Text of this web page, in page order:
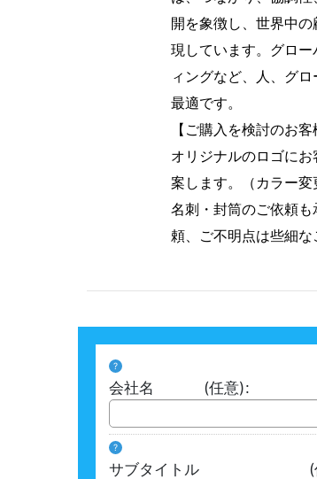
開を象徴し、世界中
現しています。グロ
ィングなど、人、グ
最適です。
【ご購入を検討のお客
オリジナルのロゴに
案します。（カラー変
名刺・封筒のご依頼
頼、ご不明点は些細な
?
会社名 (任意):
?
サブタイトル